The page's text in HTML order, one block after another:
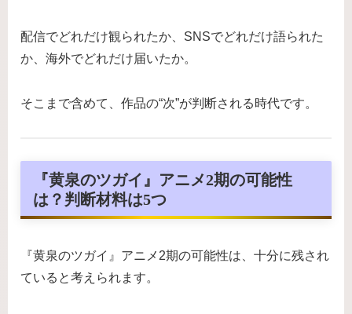
配信でどれだけ観られたか、SNSでどれだけ語られた
か、海外でどれだけ届いたか。
そこまで含めて、作品の“次”が判断される時代です。
『黄泉のツガイ』アニメ2期の可能性
は？判断材料は5つ
『黄泉のツガイ』アニメ2期の可能性は、十分に残され
ていると考えられます。